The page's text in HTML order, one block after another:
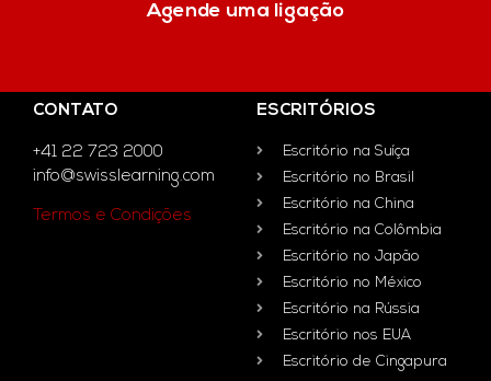
Agende uma ligação
CONTATO
+41 22 723 2000
info@swisslearning.com
Termos e Condições
ESCRITÓRIOS
Escritório na Suíça
Escritório no Brasil
Escritório na China
Escritório na Colômbia
Escritório no Japão
Escritório no México
Escritório na Rússia
Escritório nos EUA
Escritório de Cingapura